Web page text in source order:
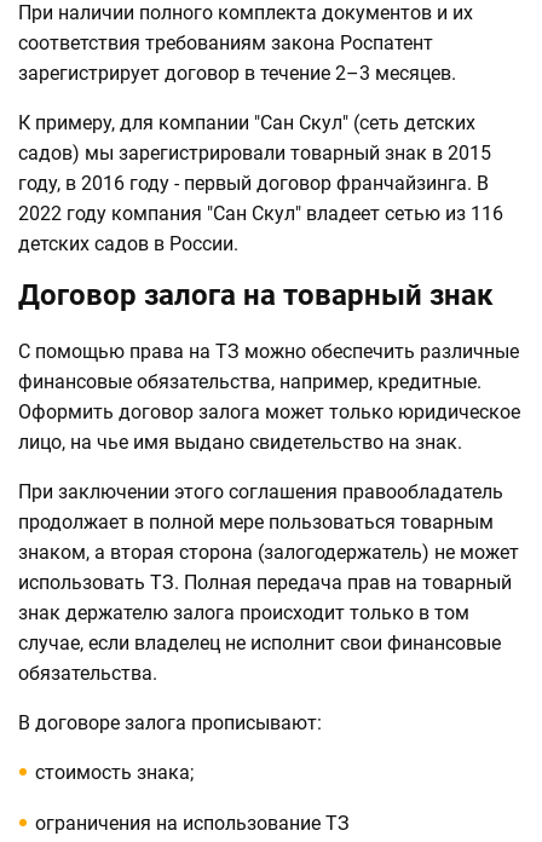
При наличии полного комплекта документов и их
соответствия требованиям закона Роспатент
зарегистрирует договор в течение 2–3 месяцев.
К примеру, для компании "Сан Скул" (сеть детских
садов) мы зарегистрировали товарный знак в 2015
году, в 2016 году - первый договор франчайзинга. В
2022 году компания "Сан Скул" владеет сетью из 116
детских садов в России.
Договор залога на товарный знак
С помощью права на ТЗ можно обеспечить различные
финансовые обязательства, например, кредитные.
Оформить договор залога может только юридическое
лицо, на чье имя выдано свидетельство на знак.
При заключении этого соглашения правообладатель
продолжает в полной мере пользоваться товарным
знаком, а вторая сторона (залогодержатель) не может
использовать ТЗ. Полная передача прав на товарный
знак держателю залога происходит только в том
случае, если владелец не исполнит свои финансовые
обязательства.
В договоре залога прописывают:
стоимость знака;
ограничения на использование ТЗ